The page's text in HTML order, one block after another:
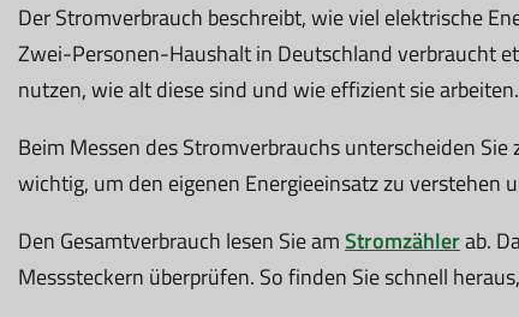
Der Stromverbrauch beschreibt, wie viel elektrische
Zwei-Personen-Haushalt in Deutschland verbraucht
nutzen, wie alt diese sind und wie effizient sie arbeiten.
Beim Messen des Stromverbrauchs unterscheiden Sie
wichtig, um den eigenen Energieeinsatz zu verstehen
Den Gesamtverbrauch lesen Sie amStromzählerab.
Messsteckern überprüfen. So finden Sie schnell